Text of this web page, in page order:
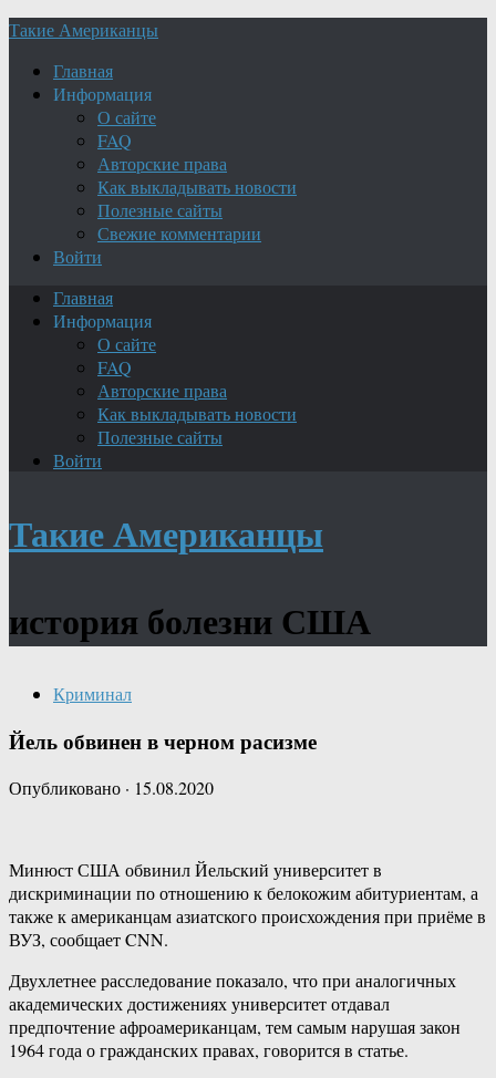
Такие Американцы
Главная
Информация
О сайте
FAQ
Авторские права
Как выкладывать новости
Полезные сайты
Свежие комментарии
Войти
Главная
Информация
О сайте
FAQ
Авторские права
Как выкладывать новости
Полезные сайты
Войти
Такие Американцы
история болезни США
Криминал
Йель обвинен в черном расизме
Опубликовано · 15.08.2020
Минюст США обвинил Йельский университет в
дискриминации по отношению к белокожим абитуриентам, а
также к американцам азиатского происхождения при приёме в
ВУЗ, сообщает CNN.
Двухлетнее расследование показало, что при аналогичных
академических достижениях университет отдавал
предпочтение афроамериканцам, тем самым нарушая закон
1964 года о гражданских правах, говорится в статье.